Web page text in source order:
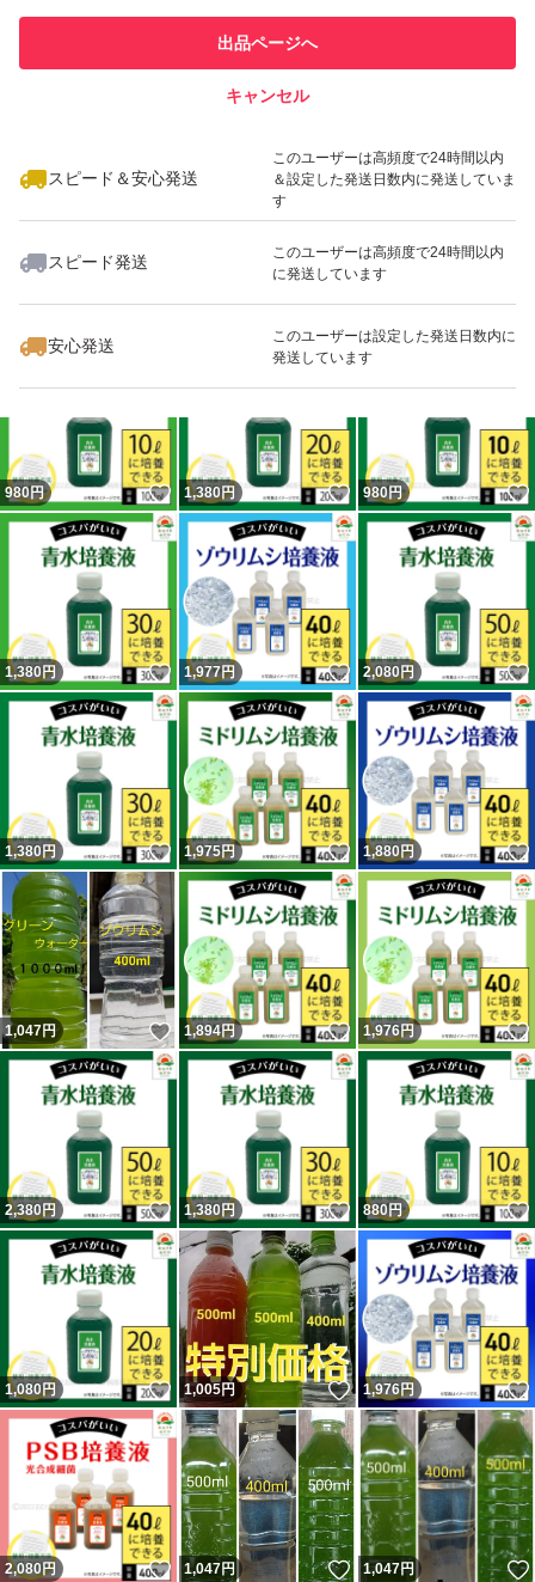
めだか
オオミジンコ
金魚
らんちゅう
ゾウリムシ
ワムシ
緑水
グリーンウォーター
PSB
バクテリア
光合成細菌
ミドリムシ
熱帯魚アクアリウム用品
ゾウリムシ
タマミジンコ
ミジンコ
ミドリムシ
めだか
稚魚
針子
金魚
らんちゅう
ベタ
ビーシュリンプ
アクアリウム
水質浄化
水槽
家庭菜園
多肉植物
熱帯魚
での取引実績があります
スピード&安心発送
※このバッジは実績に基づく表示であり、発送を保証しているものではあり
スピード＆安心発送
このユーザーは高頻度で24時間以内
＆設定した発送日数内に発送していま
す
スピード発送
このユーザーは高頻度で24時間以内
に発送しています
安心発送
このユーザーは設定した発送日数内に
発送しています
出品ページへ
キャンセル
980円 いいね！
1,380円 いいね！
980円
1,380円 いいね！
1,977円 いいね！
2,080円
1,380円 いいね！
1,975円 いいね！
1,880円
1,047円 いいね！
1,894円 いいね！
1,976円
2,380円 いいね！
1,380円 いいね！
880円
1,080円 いいね！
1,005円 いいね！
1,976円
2,080円 いいね！
1,047円 いいね！
1,047円